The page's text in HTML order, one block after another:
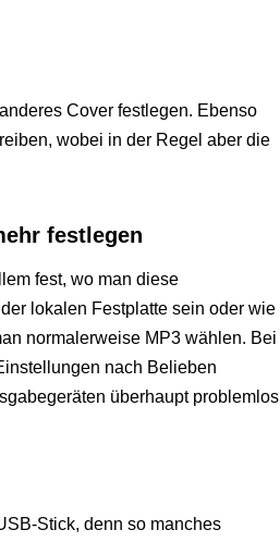
Cover festlegen. Ebenso
wobei in der Regel aber die
festlegen
fest, wo man diese
lokalen Festplatte sein oder wie
normalerweise MP3 wählen. Bei
nach Belieben
überhaupt problemlos
Stick, denn so manches